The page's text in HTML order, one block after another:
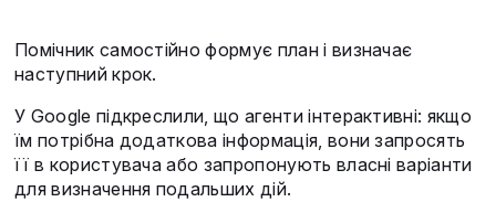
Помічник самостійно формує план і визначає
наступний крок.
У Google підкреслили, що агенти інтерактивні: якщо
їм потрібна додаткова інформація, вони запросять
її в користувача або запропонують власні варіанти
для визначення подальших дій.